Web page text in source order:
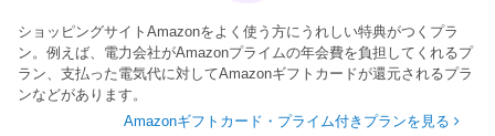
ショッピングサイトAmazonをよく使う方にうれしい特典がつくプラ
ン。例えば、電力会社がAmazonプライムの年会費を負担してくれるプ
ラン、支払った電気代に対してAmazonギフトカードが還元されるプラ
ンなどがあります。
Amazonギフトカード・プライム付きプランを見る